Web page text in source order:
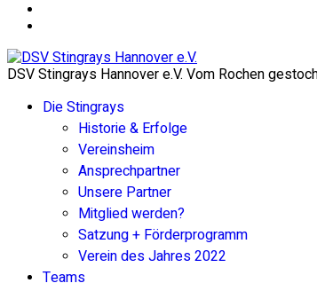
DSV Stingrays Hannover e.V. Vom Rochen
Die Stingrays
Historie & Erfolge
Vereinsheim
Ansprechpartner
Unsere Partner
Mitglied werden?
Satzung + Förderprogramm
Verein des Jahres 2022
Teams